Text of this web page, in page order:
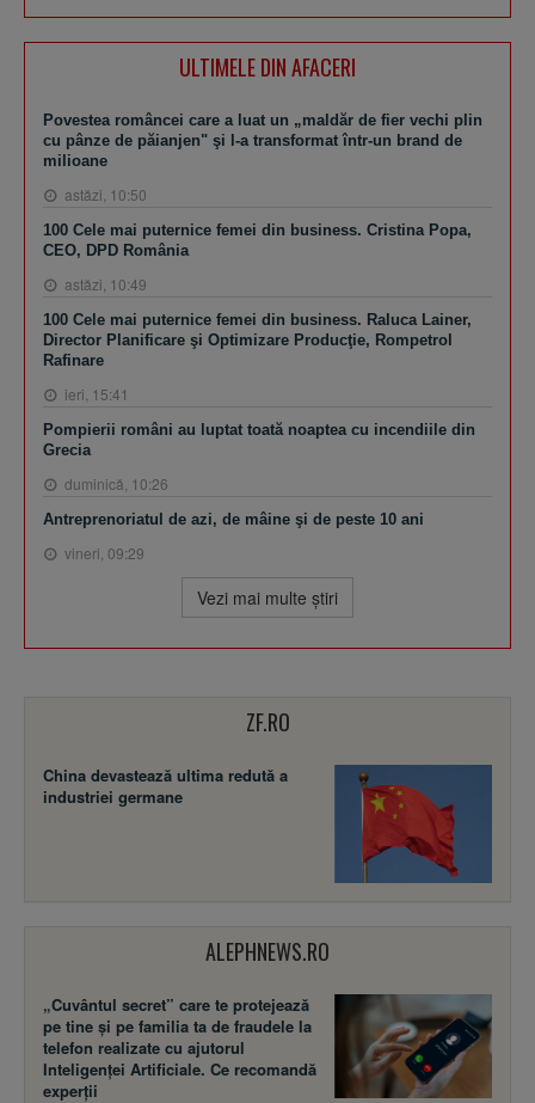
ULTIMELE DIN AFACERI
Povestea româncei care a luat un „maldăr de fier vechi plin
cu pânze de păianjen" şi l-a transformat într-un brand de
milioane
astăzi, 10:50
100 Cele mai puternice femei din business. Cristina Popa,
CEO, DPD România
astăzi, 10:49
100 Cele mai puternice femei din business. Raluca Lainer,
Director Planificare şi Optimizare Producţie, Rompetrol
Rafinare
ieri, 15:41
Pompierii români au luptat toată noaptea cu incendiile din
Grecia
duminică, 10:26
Antreprenoriatul de azi, de mâine şi de peste 10 ani
vineri, 09:29
Vezi mai multe ştiri
ZF.RO
China devastează ultima redută a
industriei germane
ALEPHNEWS.RO
„Cuvântul secret” care te protejează
pe tine și pe familia ta de fraudele la
telefon realizate cu ajutorul
Inteligenței Artificiale. Ce recomandă
experții